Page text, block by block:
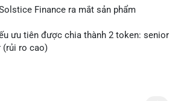
Finance ra mắt sản phẩm
ưu tiên được chia thành 2 token: senior
(rủi ro cao)